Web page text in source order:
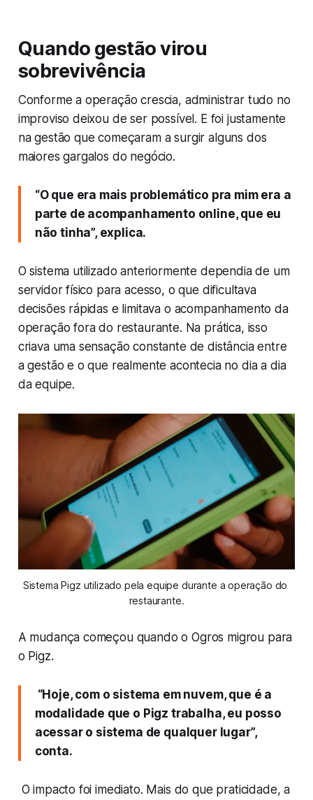
Quando gestão virou
sobrevivência
Conforme a operação crescia, administrar tudo no
improviso deixou de ser possível. E foi justamente
na gestão que começaram a surgir alguns dos
maiores gargalos do negócio.
“O que era mais problemático pra mim era a
parte de acompanhamento online, que eu
não tinha”, explica.
O sistema utilizado anteriormente dependia de um
servidor físico para acesso, o que dificultava
decisões rápidas e limitava o acompanhamento da
operação fora do restaurante. Na prática, isso
criava uma sensação constante de distância entre
a gestão e o que realmente acontecia no dia a dia
da equipe.
Sistema Pigz utilizado pela equipe durante a operação do
restaurante.
A mudança começou quando o Ogros migrou para
o Pigz.
“Hoje, com o sistema em nuvem, que é a
modalidade que o Pigz trabalha, eu posso
acessar o sistema de qualquer lugar”,
conta.
O impacto foi imediato. Mais do que praticidade, a